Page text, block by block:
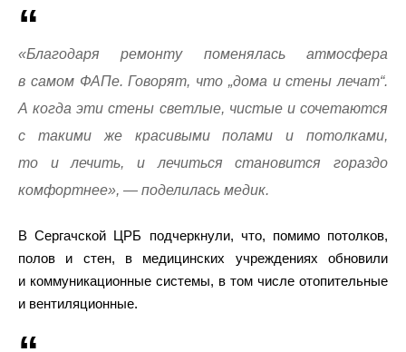
«Благодаря ремонту поменялась атмосфера
в самом ФАПе. Говорят, что „дома и стены лечат“.
А когда эти стены светлые, чистые и сочетаются
с такими же красивыми полами и потолками,
то и лечить, и лечиться становится гораздо
комфортнее», — поделилась медик.
В Сергачской ЦРБ подчеркнули, что, помимо потолков,
полов и стен, в медицинских учреждениях обновили
и коммуникационные системы, в том числе отопительные
и вентиляционные.